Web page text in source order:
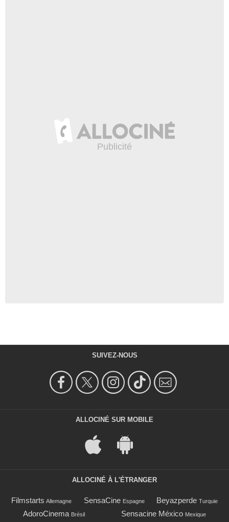
SUIVEZ-NOUS
ALLOCINÉ SUR MOBILE
ALLOCINÉ À L'ÉTRANGER
Filmstarts Allemagne SensaCine Espagne Beyazperde Turquie
AdoroCinema Brésil Sensacine México Mexique